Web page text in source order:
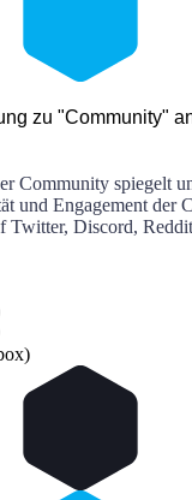
zu "Community"
Community spiegelt
und Engagement der
Twitter, Discord,